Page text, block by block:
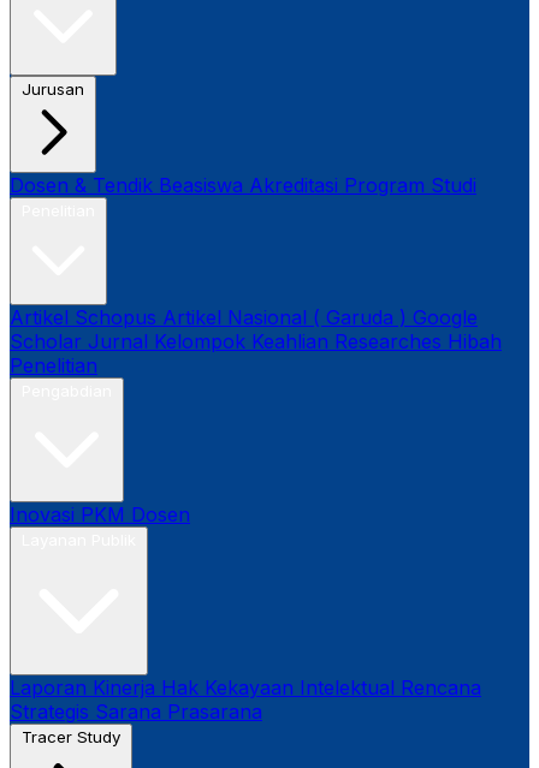
Jurusan
Dosen & Tendik Beasiswa Akreditasi Program Studi
Artikel Schopus Artikel Nasional ( Garuda ) Google
Scholar Jurnal Kelompok Keahlian Researches Hibah
Penelitian
Inovasi PKM Dosen
Laporan Kinerja Hak Kekayaan Intelektual Rencana
Strategis Sarana Prasarana
Tracer Study